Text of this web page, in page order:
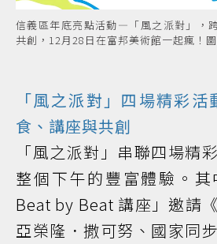
信義區年底亮點活動—「風之派對」，
共創，12月28日在富邦美術館一起瘋！
「風之派對」四場精彩
食、講座與共創
「風之派對」串聯四場精
整個下午的豐富體驗。
Beat by Beat 講座」邀請
亞榮隆．撒可努、國家同